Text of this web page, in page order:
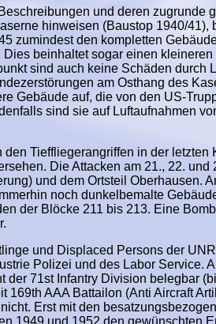
und deren zugrunde
hinweisen (Baustop 1940/41),
zumindest den kompletten
beinhaltet sogar einen
sind auch keine Schäden durch
am Osthang des
Gebäude auf, die von den US-
sind sie auf Luftaufnahmen
den Tieffliegerangriffen in der letzten
Die Attacken am 21., 22.
und dem Ortsteil Oberhausen.
noch dunkelbemalte
der Blöcke 211 bis 213. Eine
und Displaced Persons der
Polizei und des Labor Service.
der 71st Infantry Division belegbar
169th AAA Battailon (Anti Aircraft
Erst mit den